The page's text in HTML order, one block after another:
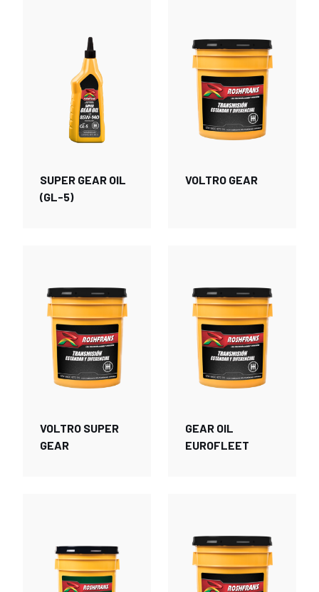
SUPER GEAR OIL
(GL-5)
VOLTRO GEAR
VOLTRO SUPER
GEAR
GEAR OIL
EUROFLEET